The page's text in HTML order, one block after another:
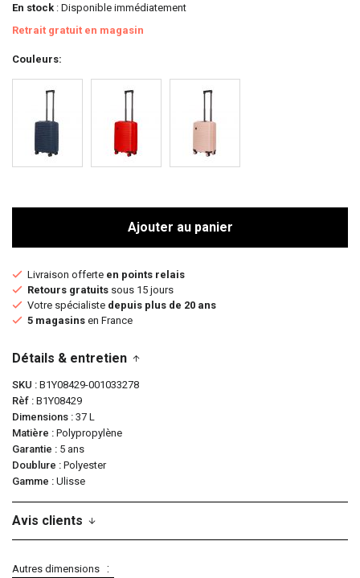
En stock : Disponible immédiatement
Retrait gratuit en magasin
Couleurs
Ajouter au panier
Livraison offerte en points relais
Retours gratuits sous 15 jours
Votre spécialiste depuis plus de 20 ans
5 magasins en France
Détails & entretien
SKU
B1Y08429-001033278
Rèf B1Y08429
Dimensions 37 L
Matière
Polypropylène
Garantie
5 ans
Doublure
Polyester
Gamme
Ulisse
Avis clients
Autres dimensions